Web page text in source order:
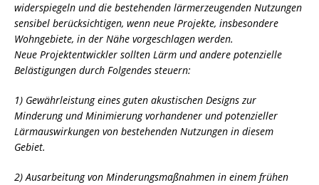
widerspiegeln und die bestehenden lärmerzeugenden Nutzungen
sensibel berücksichtigen, wenn neue Projekte, insbesondere
Wohngebiete, in der Nähe vorgeschlagen werden.
Neue Projektentwickler sollten Lärm und andere potenzielle
Belästigungen durch Folgendes steuern:
1) Gewährleistung eines guten akustischen Designs zur
Minderung und Minimierung vorhandener und potenzieller
Lärmauswirkungen von bestehenden Nutzungen in diesem
Gebiet.
2) Ausarbeitung von Minderungsmaßnahmen in einem frühen